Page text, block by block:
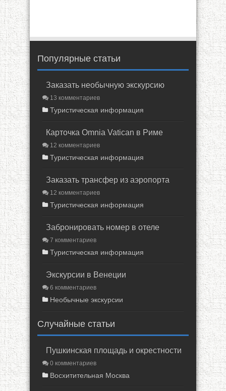
Популярные статьи
Заказать необычную экскурсию
13 комментариев
Туристическая информация
Карточка Omnia Vatican в Риме
12 комментариев
Туристическая информация
Заказать трансфер из аэропорта
12 комментариев
Туристическая информация
Забронировать номер в отеле
7 комментариев
Туристическая информация
Экскурсии в Венеции
6 комментариев
Необычные экскурсии
Случайные статьи
Пушкинская площадь и окрестности
0 комментариев
Восхитительная Москва